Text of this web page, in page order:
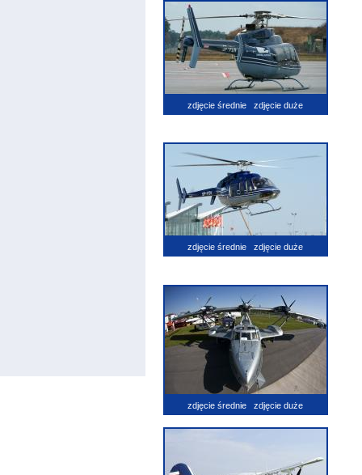
zdjęcie średnie zdjęcie duże
zdjęcie średnie zdjęcie duże
zdjęcie średnie zdjęcie duże